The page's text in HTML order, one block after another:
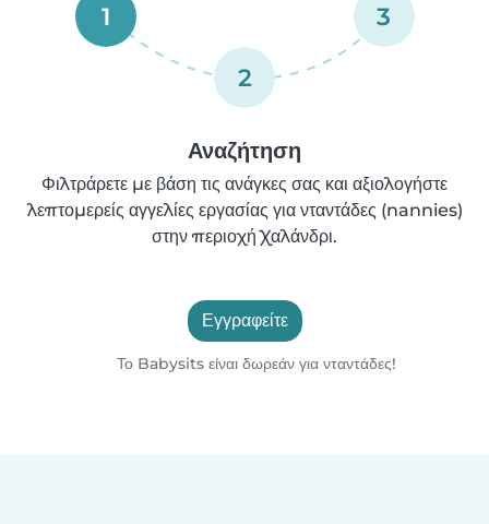
1
2
3
Αναζήτηση
Φιλτράρετε με βάση τις ανάγκες σας και αξιολογήστε
λεπτομερείς αγγελίες εργασίας για νταντάδες (nannies)
στην περιοχή Χαλάνδρι.
Εγγραφείτε
Το Babysits είναι δωρεάν για νταντάδες!